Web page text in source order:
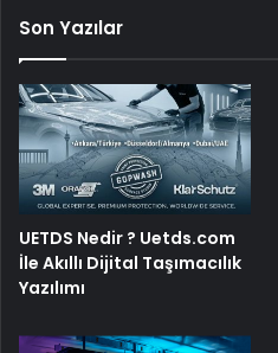
Son Yazılar
UETDS Nedir ? Uetds.com
İle Akıllı Dijital Taşımacılık
Yazılımı